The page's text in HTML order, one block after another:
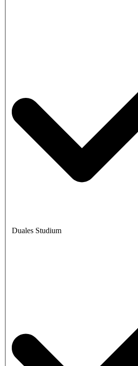
Duales Studium